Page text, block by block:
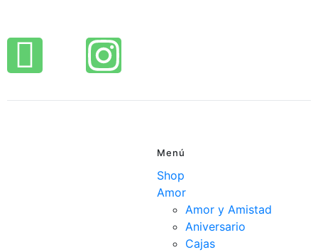
Menú
Shop
Amor
Amor y Amistad
Aniversario
Cajas